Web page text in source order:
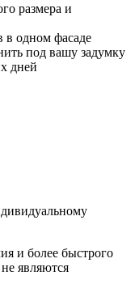
размера и
в одном фасаде
под вашу задумку
дней
и более быстрого
являются